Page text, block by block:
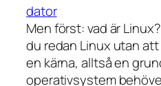
dator
Men först: vad är
du redan Linux utan
en kärna, alltså en
operativsystem